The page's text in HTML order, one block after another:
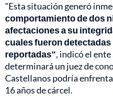
"Esta situación generó
comportamiento de dos
afectaciones a su
cuales fueron
reportadas", indicó el ente
determinará un juez de
Castellanos podría
16 años de cárcel.